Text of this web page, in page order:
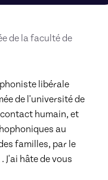
de la faculté de
libérale
de l'université de
contact humain, et
au
familles, par le
J'ai hâte de vous